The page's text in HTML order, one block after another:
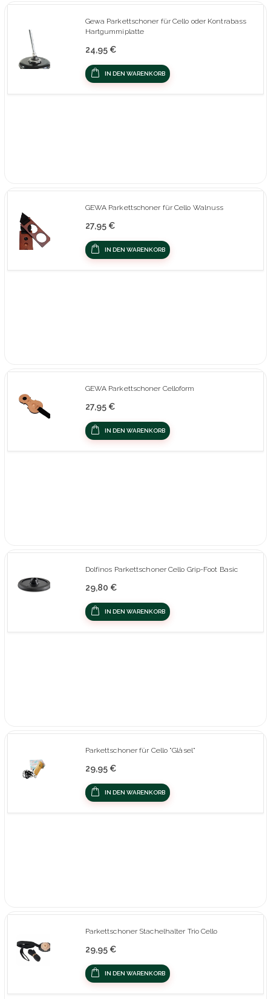
Gewa Parkettschoner für Cello oder Kontrabass
Hartgummiplatte
24,95 €
IN DEN WARENKORB
GEWA Parkettschoner für Cello Walnuss
27,95 €
IN DEN WARENKORB
GEWA Parkettschoner Celloform
27,95 €
IN DEN WARENKORB
Dolfinos Parkettschoner Cello Grip-Foot Basic
29,80 €
IN DEN WARENKORB
Parkettschoner für Cello "Gläsel"
29,95 €
IN DEN WARENKORB
Parkettschoner Stachelhalter Trio Cello
29,95 €
IN DEN WARENKORB